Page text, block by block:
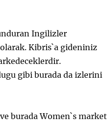
Ingilizler
Kibris`a gideniniz
gibi burada da izlerini
burada Women`s market